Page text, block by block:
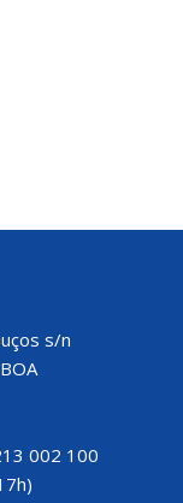
s/n
002 100